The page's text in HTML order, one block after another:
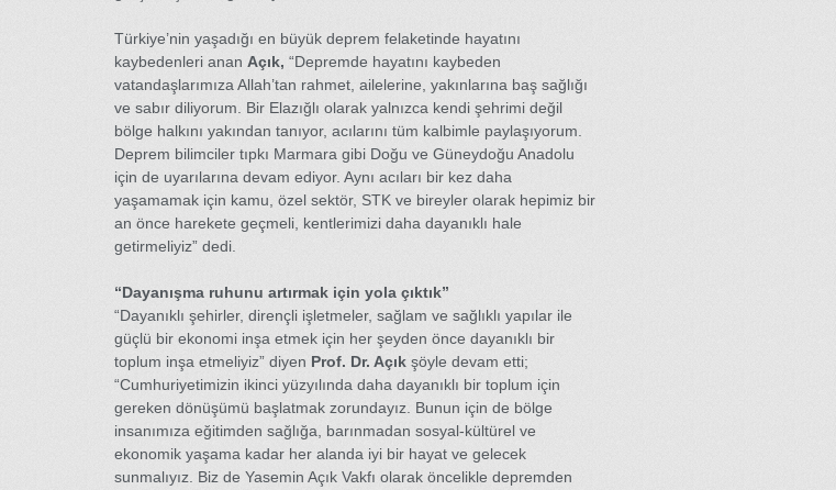
Türkiye’nin yaşadığı en büyük deprem felaketinde hayatını
kaybedenleri anan Açık, “Depremde hayatını kaybeden
vatandaşlarımıza Allah’tan rahmet, ailelerine, yakınlarına baş sağlığı
ve sabır diliyorum. Bir Elazığlı olarak yalnızca kendi şehrimi değil
bölge halkını yakından tanıyor, acılarını tüm kalbimle paylaşıyorum.
Deprem bilimciler tıpkı Marmara gibi Doğu ve Güneydoğu Anadolu
için de uyarılarına devam ediyor. Aynı acıları bir kez daha
yaşamamak için kamu, özel sektör, STK ve bireyler olarak hepimiz bir
an önce harekete geçmeli, kentlerimizi daha dayanıklı hale
getirmeliyiz” dedi.
“Dayanışma ruhunu artırmak için yola çıktık”
“Dayanıklı şehirler, dirençli işletmeler, sağlam ve sağlıklı yapılar ile
güçlü bir ekonomi inşa etmek için her şeyden önce dayanıklı bir
toplum inşa etmeliyiz” diyen Prof. Dr. Açık şöyle devam etti;
“Cumhuriyetimizin ikinci yüzyılında daha dayanıklı bir toplum için
gereken dönüşümü başlatmak zorundayız. Bunun için de bölge
insanımıza eğitimden sağlığa, barınmadan sosyal-kültürel ve
ekonomik yaşama kadar her alanda iyi bir hayat ve gelecek
sunmalıyız. Biz de Yasemin Açık Vakfı olarak öncelikle depremden